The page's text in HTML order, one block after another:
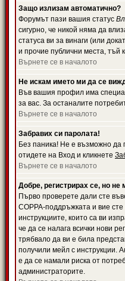
Защо излизам автоматично?
Форумът пази вашия статус
сигурно, че никой няма да
статуса ви за винаги (или
и прочие публични места, тъй
Върнете се в началото
Не искам името ми да се
Във вашия профил има
за вас. За останалите
Върнете се в началото
Забравих си паролата!
Без паника! Не е възможно да
отидете на Вход и кликнете
Върнете се в началото
Добре, регистрирах се, но не
Първо проверете дали сте
COPPA-поддръжката и вие сте
инструкциите, които са ви
че да се налага всички нови
трябвало да ви е била
получили мейл с инструкции.
е да се намали риска от
администраторите.